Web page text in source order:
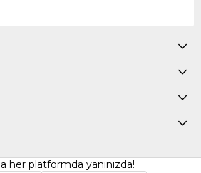
her platformda yanınızda!